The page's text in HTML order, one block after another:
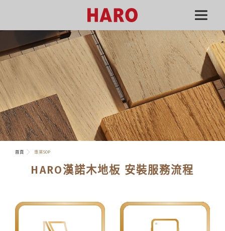
首頁 專業SOP
HARO漢諾木地板 安裝服務流程